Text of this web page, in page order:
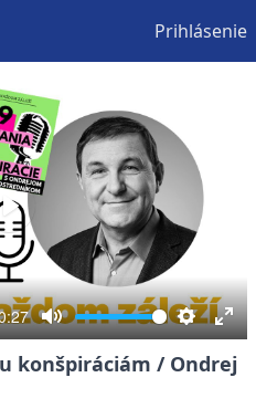
Prihlásenie
Mute Settings
Play
konšpiráciám / Ondrej